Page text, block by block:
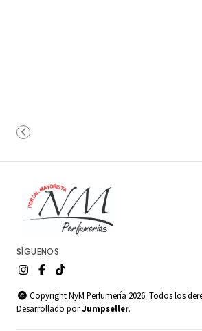
SÍGUENOS
Copyright NyM Perfumería 2026. Todos los
Desarrollado porJumpseller.